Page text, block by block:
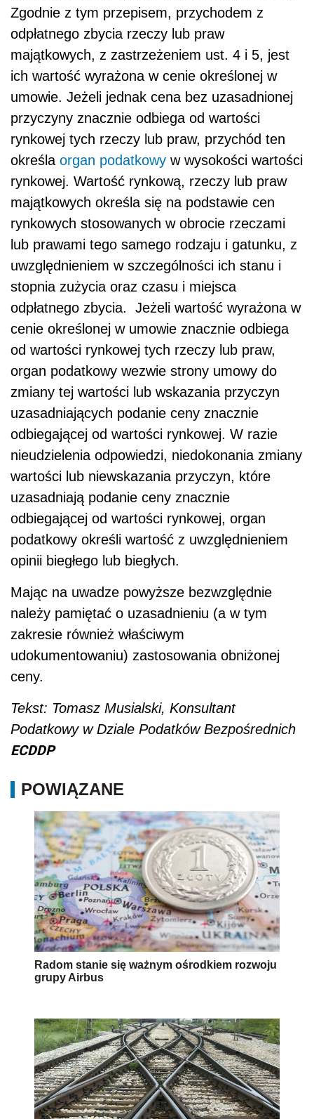
Zgodnie z tym przepisem, przychodem z
odpłatnego zbycia rzeczy lub praw
majątkowych, z zastrzeżeniem ust. 4 i 5, jest
ich wartość wyrażona w cenie określonej w
umowie. Jeżeli jednak cena bez uzasadnionej
przyczyny znacznie odbiega od wartości
rynkowej tych rzeczy lub praw, przychód ten
określa organ podatkowy w wysokości wartości
rynkowej. Wartość rynkową, rzeczy lub praw
majątkowych określa się na podstawie cen
rynkowych stosowanych w obrocie rzeczami
lub prawami tego samego rodzaju i gatunku, z
uwzględnieniem w szczególności ich stanu i
stopnia zużycia oraz czasu i miejsca
odpłatnego zbycia. Jeżeli wartość wyrażona w
cenie określonej w umowie znacznie odbiega
od wartości rynkowej tych rzeczy lub praw,
organ podatkowy wezwie strony umowy do
zmiany tej wartości lub wskazania przyczyn
uzasadniających podanie ceny znacznie
odbiegającej od wartości rynkowej. W razie
nieudzielenia odpowiedzi, niedokonania zmiany
wartości lub niewskazania przyczyn, które
uzasadniają podanie ceny znacznie
odbiegającej od wartości rynkowej, organ
podatkowy określi wartość z uwzględnieniem
opinii biegłego lub biegłych.
Mając na uwadze powyższe bezwzględnie
należy pamiętać o uzasadnieniu (a w tym
zakresie również właściwym
udokumentowaniu) zastosowania obniżonej
ceny.
Tekst: Tomasz Musialski, Konsultant
Podatkowy w Dziale Podatków Bezpośrednich
ECDDP
POWIĄZANE
Radom stanie się ważnym ośrodkiem rozwoju
grupy Airbus